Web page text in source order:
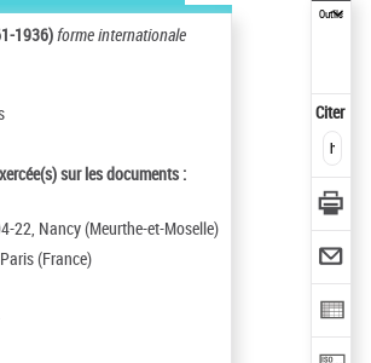
1936)forme internationale
sur les documents :
22, Nancy (Meurthe-et-Moselle)
(France)
Outils
Citer